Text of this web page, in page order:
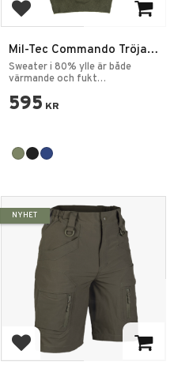
Lägg till i favoriter
Mil-Tec Commando Tröja
NATO Ylleblandning
Sweater i 80% ylle är både
värmande och fukt
595 KR
Lägg till i favoriter
NYHET